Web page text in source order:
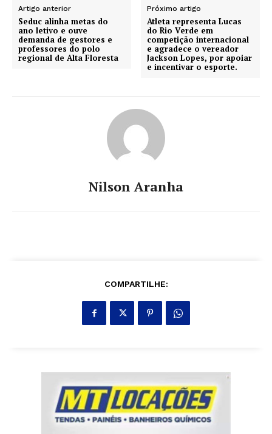
Artigo anterior
Seduc alinha metas do
ano letivo e ouve
demanda de gestores e
professores do polo
regional de Alta Floresta
Próximo artigo
Atleta representa Lucas
do Rio Verde em
competição internacional
e agradece o vereador
Jackson Lopes, por apoiar
e incentivar o esporte.
Nilson Aranha
COMPARTILHE: